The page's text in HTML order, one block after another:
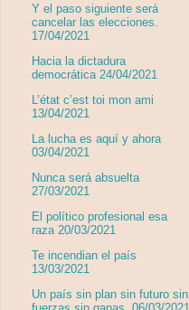
Y el paso siguiente será
cancelar las elecciones.
17/04/2021
Hacia la dictadura
democrática 24/04/2021
L’état c’est toi mon ami
13/04/2021
La lucha es aquí y ahora
03/04/2021
Nunca será absuelta
27/03/2021
El político profesional esa
raza 20/03/2021
Te incendian el país
13/03/2021
Un país sin plan sin futuro sin